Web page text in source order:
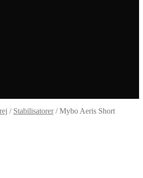
/ Stabilisatorer/Mybo Aeris Short